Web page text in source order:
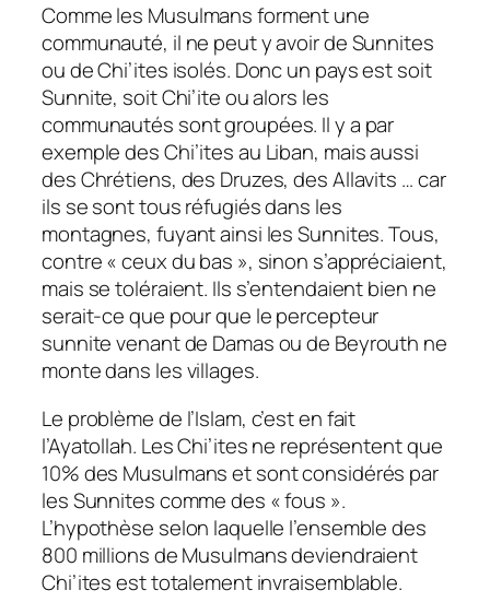
Comme les Musulmans forment une
communauté, il ne peut y avoir de Sunnites
ou de Chi’ites isolés. Donc un pays est soit
Sunnite, soit Chi’ite ou alors les
communautés sont groupées. Il y a par
exemple des Chi’ites au Liban, mais aussi
des Chrétiens, des Druzes, des Allavits … car
ils se sont tous réfugiés dans les
montagnes, fuyant ainsi les Sunnites. Tous,
contre « ceux du bas », sinon s’appréciaient,
mais se toléraient. Ils s’entendaient bien ne
serait-ce que pour que le percepteur
sunnite venant de Damas ou de Beyrouth ne
monte dans les villages.
Le problème de l’Islam, c’est en fait
l’Ayatollah. Les Chi’ites ne représentent que
10% des Musulmans et sont considérés par
les Sunnites comme des « fous ».
L’hypothèse selon laquelle l’ensemble des
800 millions de Musulmans deviendraient
Chi’ites est totalement invraisemblable.